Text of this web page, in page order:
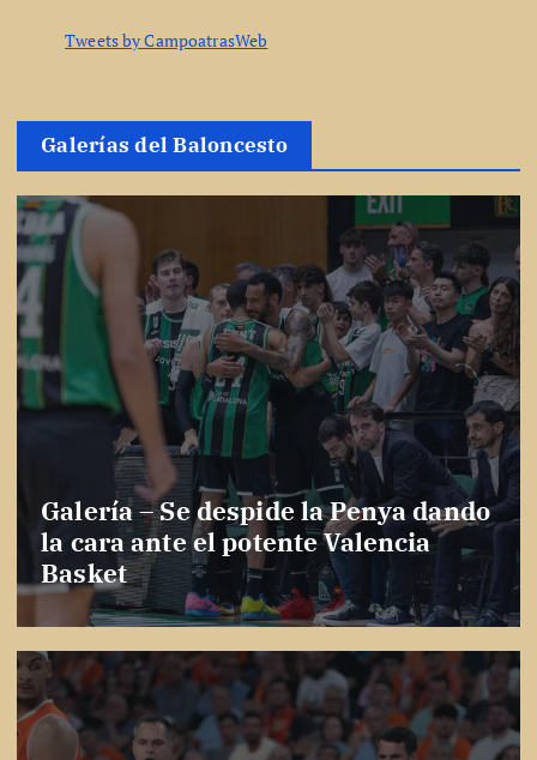
Tweets by CampoatrasWeb
Galerías del Baloncesto
Galería – Se despide la Penya dando
la cara ante el potente Valencia
Basket